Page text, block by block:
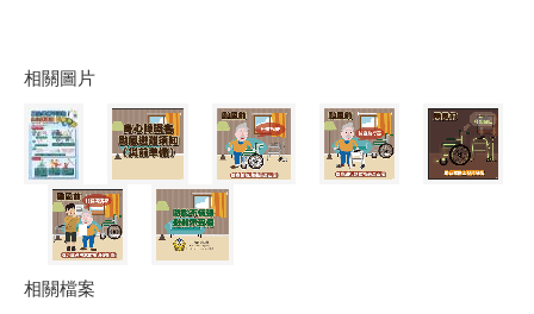
相關圖片
相關檔案